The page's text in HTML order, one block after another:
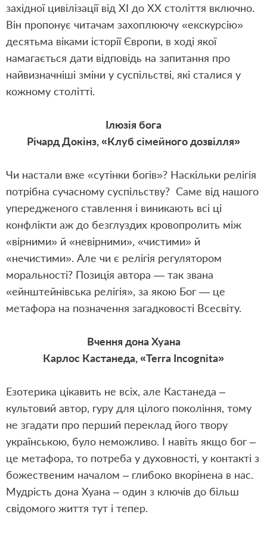
західної цивілізації від ХІ до ХХ століття включно.
Він пропонує читачам захоплюючу «екскурсію»
десятьма віками історії Європи, в ході якої
намагається дати відповідь на запитання про
найвизначніші зміни у суспільстві, які сталися у
кожному столітті.
Ілюзія бога
Річард Докінз, «Клуб сімейного дозвілля»
Чи настали вже «сутінки богів»? Наскільки релігія
потрібна сучасному суспільству? Саме від нашого
упередженого ставлення і виникають всі ці
конфлікти аж до безглуздих кровопролить між
«вірними» й «невірними», «чистими» й
«нечистими». Але чи є релігія регулятором
моральності? Позиція автора — так звана
«ейнштейнівська релігія», за якою Бог — це
метафора на позначення загадковості Всесвіту.
Вчення дона Хуана
Карлос Кастанеда, «Terra Incognita»
Езотерика цікавить не всіх, але Кастанеда –
культовий автор, гуру для цілого покоління, тому
не згадати про перший переклад його твору
українською, було неможливо. І навіть якщо бог –
це метафора, то потреба у духовності, у контакті з
божественим началом – глибоко вкорінена в нас.
Мудрість дона Хуана – один з ключів до більш
свідомого життя тут і тепер.